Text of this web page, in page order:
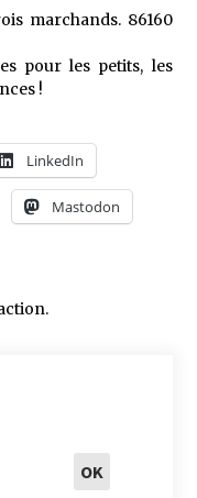
marchands. 86160
pour les petits, les
!
LinkedIn
Mastodon
.